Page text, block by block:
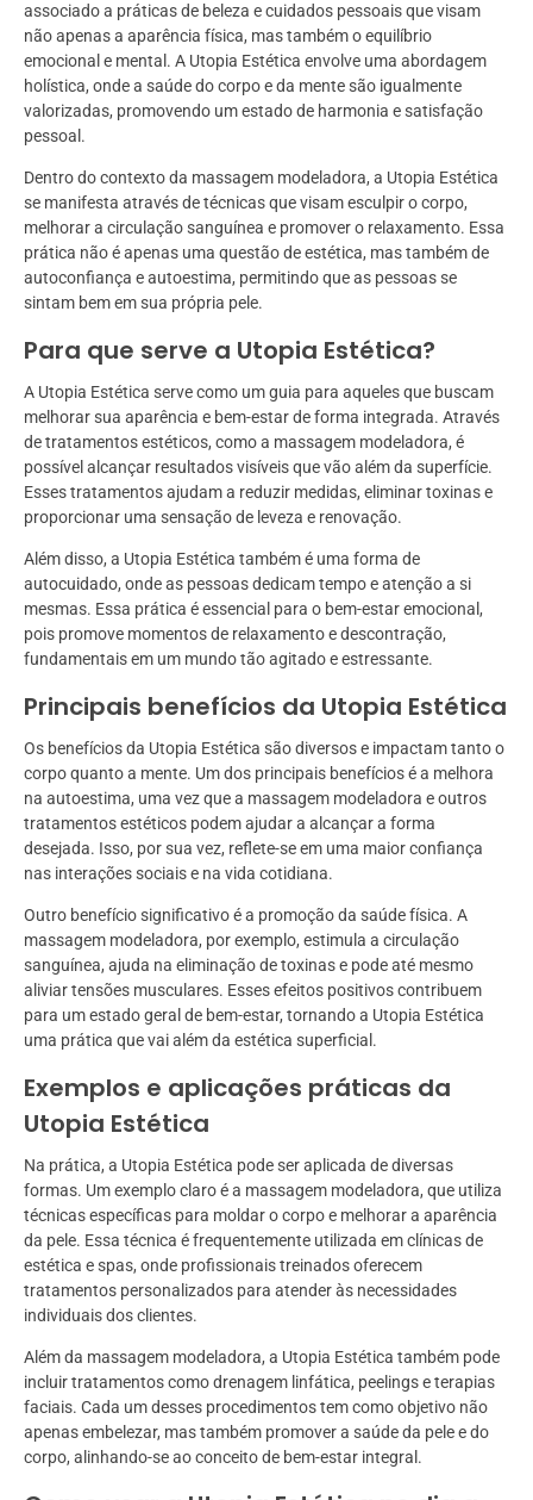
associado a práticas de beleza e cuidados pessoais que visam
não apenas a aparência física, mas também o equilíbrio
emocional e mental. A Utopia Estética envolve uma abordagem
holística, onde a saúde do corpo e da mente são igualmente
valorizadas, promovendo um estado de harmonia e satisfação
pessoal.
Dentro do contexto da massagem modeladora, a Utopia Estética
se manifesta através de técnicas que visam esculpir o corpo,
melhorar a circulação sanguínea e promover o relaxamento. Essa
prática não é apenas uma questão de estética, mas também de
autoconfiança e autoestima, permitindo que as pessoas se
sintam bem em sua própria pele.
Para que serve a Utopia Estética?
A Utopia Estética serve como um guia para aqueles que buscam
melhorar sua aparência e bem-estar de forma integrada. Através
de tratamentos estéticos, como a massagem modeladora, é
possível alcançar resultados visíveis que vão além da superfície.
Esses tratamentos ajudam a reduzir medidas, eliminar toxinas e
proporcionar uma sensação de leveza e renovação.
Além disso, a Utopia Estética também é uma forma de
autocuidado, onde as pessoas dedicam tempo e atenção a si
mesmas. Essa prática é essencial para o bem-estar emocional,
pois promove momentos de relaxamento e descontração,
fundamentais em um mundo tão agitado e estressante.
Principais benefícios da Utopia Estética
Os benefícios da Utopia Estética são diversos e impactam tanto o
corpo quanto a mente. Um dos principais benefícios é a melhora
na autoestima, uma vez que a massagem modeladora e outros
tratamentos estéticos podem ajudar a alcançar a forma
desejada. Isso, por sua vez, reflete-se em uma maior confiança
nas interações sociais e na vida cotidiana.
Outro benefício significativo é a promoção da saúde física. A
massagem modeladora, por exemplo, estimula a circulação
sanguínea, ajuda na eliminação de toxinas e pode até mesmo
aliviar tensões musculares. Esses efeitos positivos contribuem
para um estado geral de bem-estar, tornando a Utopia Estética
uma prática que vai além da estética superficial.
Exemplos e aplicações práticas da
Utopia Estética
Na prática, a Utopia Estética pode ser aplicada de diversas
formas. Um exemplo claro é a massagem modeladora, que utiliza
técnicas específicas para moldar o corpo e melhorar a aparência
da pele. Essa técnica é frequentemente utilizada em clínicas de
estética e spas, onde profissionais treinados oferecem
tratamentos personalizados para atender às necessidades
individuais dos clientes.
Além da massagem modeladora, a Utopia Estética também pode
incluir tratamentos como drenagem linfática, peelings e terapias
faciais. Cada um desses procedimentos tem como objetivo não
apenas embelezar, mas também promover a saúde da pele e do
corpo, alinhando-se ao conceito de bem-estar integral.